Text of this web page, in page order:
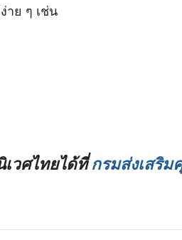
าย ๆ เช่น
เวศไทยได้ที่กรมส่งเสริ